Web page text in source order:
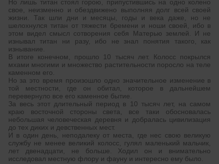
Но лишь титан стоял горою, припустившись на одно колено
свое, неизменно и обездвижено выполняя долг всей своей
жизни. Так шли дни и месяцы, годы и века даже, но не
шелохнулся титан от тяжести бремени и ноши своей, ибо в
этом видел смысл сотворения себя Матерью землей. И не
изнывал титан ни разу, ибо не знал понятия такого, как
изнывание.
В итоге конечном, прошло 10 тысяч лет. Колосс покрылся
мхами многими и множество растительности поросло на теле
каменном его.
Но за это время произошло одно значительное изменение в
той местности, где он обитал, которое в дальнейшем
перевернуло все его каменное бытие.
За весь этот длительный период в 10 тысяч лет, на самом
краю восточной стороны света, все таки обосновалась
небольшая человеческая деревня и добралась цивилизация
до тех диких и девственных мест.
И в один день, неподалеку от места, где нес свою великую
службу не менее великий колосс, гулял маленький мальчик,
лет двенадцати, не больше. Ходил он и внимательно
исследовал местную флору и фауну и интересно ему было.